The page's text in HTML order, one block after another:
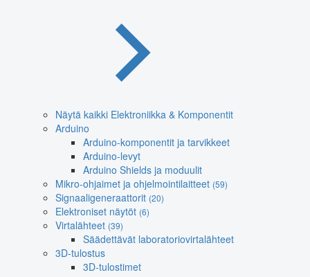
Näytä kaikki Elektroniikka & Komponentit
Arduino
Arduino-komponentit ja tarvikkeet
Arduino-levyt
Arduino Shields ja moduulit
Mikro-ohjaimet ja ohjelmointilaitteet (59)
Signaaligeneraattorit (20)
Elektroniset näytöt (6)
Virtalähteet (39)
Säädettävät laboratoriovirtalähteet
3D-tulostus
3D-tulostimet